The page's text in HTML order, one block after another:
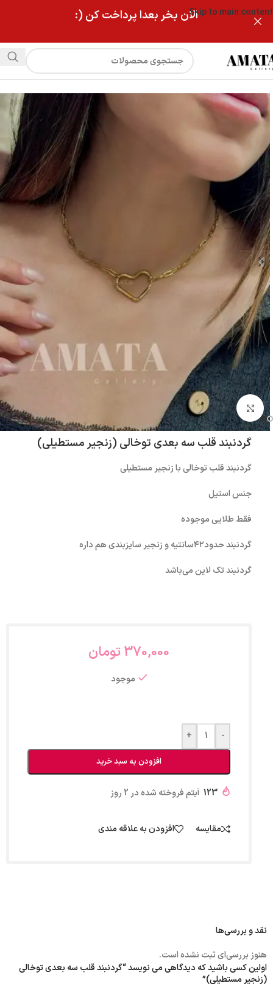
Skip to main contentالان بخر بعدا پرداخت کن (:
فروشگاه گردنبند قلب سه بعدی توخالی (زنجیر مستطیلی)
بزرگنمایی تصویر
گردنبند قلب سه بعدی توخالی (زنجیر مستطیلی)
گردنبند قلب توخالی با زنجیر مستطیلی
جنس استیل
فقط طلایی موجوده
گردنبند حدود۴۲سانتیه و زنجیر سایزبندی هم داره
گردنبند تک لاین می‌باشد
370,000تومان
موجود
-
+
افزودن به سبد خرید
123 آیتم فروخته شده در 2 روز
مقایسه افزودن به علاقه مندی
نقد و بررسی‌ها
هنوز بررسی‌ای ثبت نشده است.
اولین کسی باشید که دیدگاهی می نویسد “گردنبند قلب سه بعدی توخالی
(زنجیر مستطیلی)”